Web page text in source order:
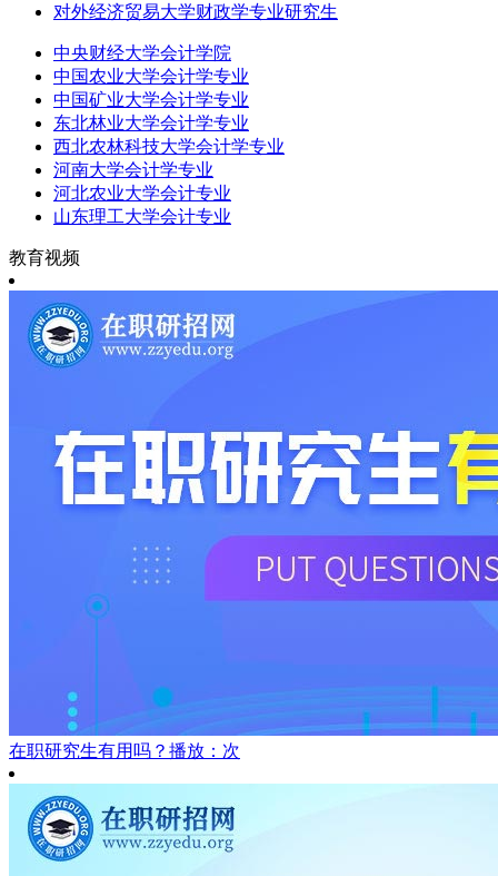
对外经济贸易大学财政学专业研究生
中央财经大学会计学院
中国农业大学会计学专业
中国矿业大学会计学专业
东北林业大学会计学专业
西北农林科技大学会计学专业
河南大学会计学专业
河北农业大学会计专业
山东理工大学会计专业
教育视频
在职研究生有用吗？ 播放：次